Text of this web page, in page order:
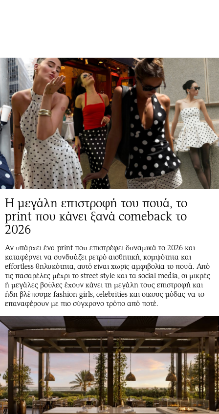
Η μεγάλη επιστροφή του πουά, το
print που κάνει ξανά comeback το
2026
Αν υπάρχει ένα print που επιστρέφει δυναμικά το 2026 και
καταφέρνει να συνδυάζει ρετρό αισθητική, κομψότητα και
effortless θηλυκότητα, αυτό είναι χωρίς αμφιβολία το πουά. Από
τις πασαρέλες μέχρι το street style και τα social media, οι μικρές
ή μεγάλες βούλες έχουν κάνει τη μεγάλη τους επιστροφή και
ήδη βλέπουμε fashion girls, celebrities και οίκους μόδας να το
επαναφέρουν με πιο σύγχρονο τρόπο από ποτέ.